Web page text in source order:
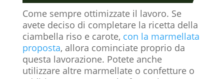
Come sempre ottimizzate il lavoro. Se
avete deciso di completare la ricetta della
ciambella riso e carote, con la marmellata
proposta, allora cominciate proprio da
questa lavorazione. Potete anche
utilizzare altre marmellate o confetture o